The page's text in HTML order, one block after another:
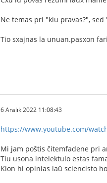
Ne temas pri "kiu pravas?", sed
Tio sxajnas la unuan.pasxon
6 Aralık 2022 11:08:43
https://www.youtube.com/
Mi jam poŝtis ĉitemfadene pri
Tiu usona intelektulo estas
Kion hi opinias laŭ sciencisto